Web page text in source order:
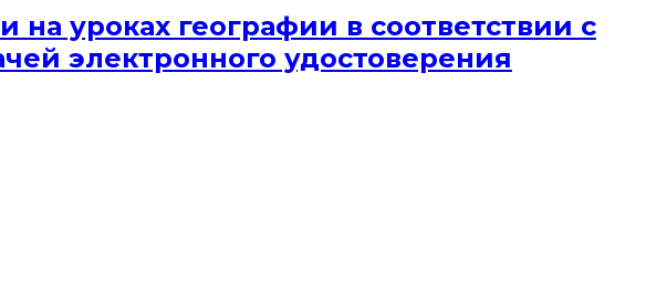
уроках географии в соответствии с
электронного удостоверения